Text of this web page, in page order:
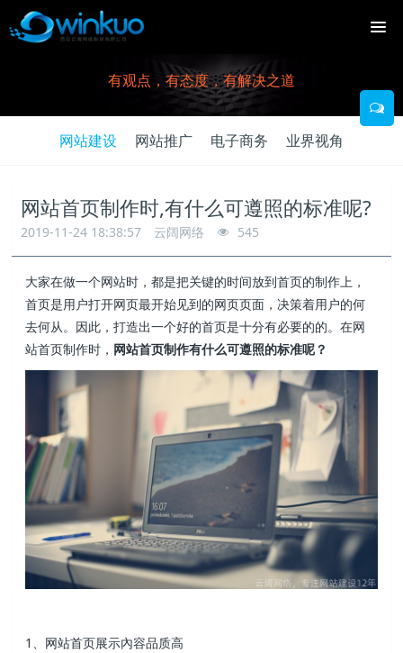
有观点，有态度，有解决之道
网站建设 网站推广 电子商务 业界视角
网站首页制作时,有什么可遵照的标准呢?
2019-11-24 18:38:57 云阔网络 545
大家在做一个网站时，都是把关键的时间放到首页的制作上，
首页是用户打开网页最开始见到的网页页面，决策着用户的何
去何从。因此，打造出一个好的首页是十分有必要的的。在网
站首页制作时， 网站首页制作有什么可遵照的标准呢？
1、网站首页展示內容品质高